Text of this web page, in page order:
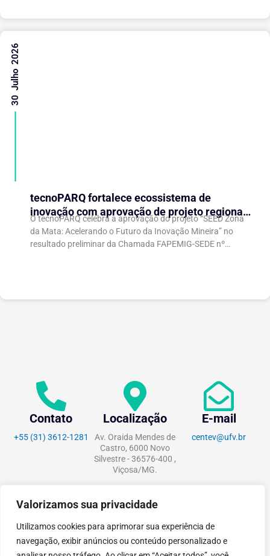
Valorizamos sua privacidade
Utilizamos cookies para aprimorar sua experiência de
navegação, exibir anúncios ou conteúdo personalizado e
tecnoPARQ fortalece ecossistema de
inovação com aprovação de projeto regional
de aceleração de startups
O tecnoPARQ celebra a aprovação do projeto “SEED Zona
da Mata: Acelerando o Futuro da Inovação Mineira” no
resultado preliminar da Chamada FAPEMIG-SEDE nº
30 Julho 2026
Contato
+55 (31) 3612-1281
Localização
Av. Oraida Mendes de
Castro, 6000 Novo
Silvestre - 36576-400 ,
Viçosa/MG.
E-mail
centev@ufv.br
tecnoPARQ © 2021 porDigital
Pixel